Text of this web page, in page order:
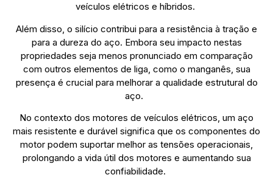
veículos elétricos e híbridos.
Além disso, o silício contribui para a resistência à tração e
para a dureza do aço. Embora seu impacto nestas
propriedades seja menos pronunciado em comparação
com outros elementos de liga, como o manganês, sua
presença é crucial para melhorar a qualidade estrutural do
aço.
No contexto dos motores de veículos elétricos, um aço
mais resistente e durável significa que os componentes do
motor podem suportar melhor as tensões operacionais,
prolongando a vida útil dos motores e aumentando sua
confiabilidade.